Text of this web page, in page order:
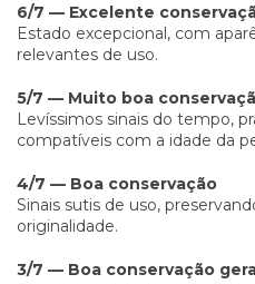
6/7 — Excelente
Estado excepcional, com
relevantes de uso.
5/7 — Muito boa
Levíssimos sinais do tempo,
compatíveis com a idade da
4/7 — Boa conservação
Sinais sutis de uso,
originalidade.
3/7 — Boa conservação